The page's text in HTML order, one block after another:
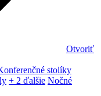
Otvoriť
stolíky
+ 2 ďalšie Nočné